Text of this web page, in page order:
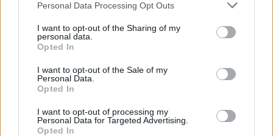
Please note that this website/app uses one or more Google
not limited to your visit or usage behaviour. You may click to
grant or deny consent to Google and its third-party tags to
use your data for below specified purposes in below Google
consent section.
Personal Data Processing Opt Outs
I want to opt-out of the Sharing of my
personal data.
Opted In
I want to opt-out of the Sale of my
Personal Data.
Opted In
I want to opt-out of processing my
Personal Data for Targeted Advertising.
Opted In
ΕΛΛΑΔΑ
ΕΡΓΚΙΝ ΑΤΑΜΑΝ
Share:
Ακολουθήστε το Νewsit.gr στο
ενημερωθείτε πρώτοι για όλη την ειδησεογραφία και τα
τελευταία νέα
της ημέρας